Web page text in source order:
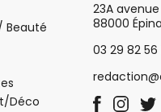
Beauté
Déco
23A
88000
03 29 82 56